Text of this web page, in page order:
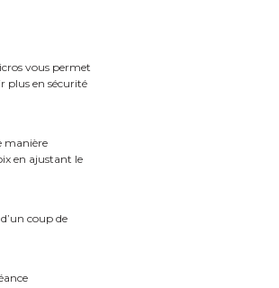
vous permet
plus en sécurité
manière
en ajustant le
coup de